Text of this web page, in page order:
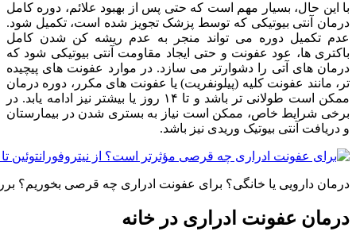
با این حال، بسیار مهم است که حتی پس از بهبود علائم، دوره کامل
درمان آنتی بیوتیکی که توسط پزشک تجویز شده است، تکمیل شود.
عدم تکمیل دوره می تواند منجر به عدم ریشه کن شدن کامل
باکتری ها، عود عفونت و حتی ایجاد مقاومت آنتی بیوتیکی شود که
درمان های آتی را دشوارتر می سازد. در موارد عفونت های پیچیده
تر، مانند عفونت کلیه (پیلونفریت) یا عفونت های مکرر، دوره درمان
ممکن است طولانی تر باشد و تا ۱۴ روز یا بیشتر نیز ادامه یابد. در
برخی شرایط خاص، ممکن است نیاز به بستری شدن در بیمارستان
و دریافت آنتی بیوتیک وریدی نیز باشد.
درمان دارویی یا خانگی؟ برای عفونت ادراری چه قرصی بخوریم؟
درمان عفونت ادراری در خانه